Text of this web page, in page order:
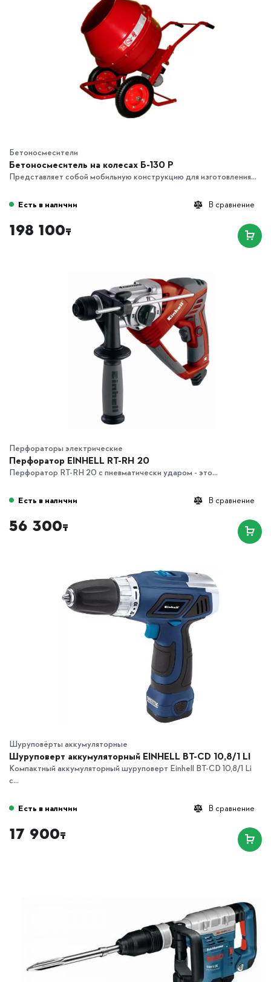
Бетоносмесители
Бетоносмеситель на колесах Б-130 Р
Представляет собой мобильную конструкцию для изготовления...
В сравнение
Есть в наличии
198 100₸
Перфораторы электрические
Перфоратор EINHELL RT-RH 20
Перфоратор RT-RH 20 с пневматически ударом - это...
В сравнение
Есть в наличии
56 300₸
Шуруповёрты аккумуляторные
Шуруповерт аккумуляторный EINHELL BT-CD 10,8/1 LI
Компактный аккумуляторный шуруповерт Einhell BT-CD 10,8/1 Li
с...
В сравнение
Есть в наличии
17 900₸